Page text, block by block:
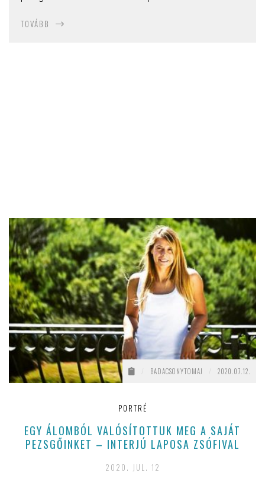
TOVÁBB
BADACSONYTOMAJ 2020.07.12.
PORTRÉ
EGY ÁLOMBÓL VALÓSÍTOTTUK MEG A SAJÁT
PEZSGŐINKET – INTERJÚ LAPOSA ZSÓFIVAL
2020. JUL. 12